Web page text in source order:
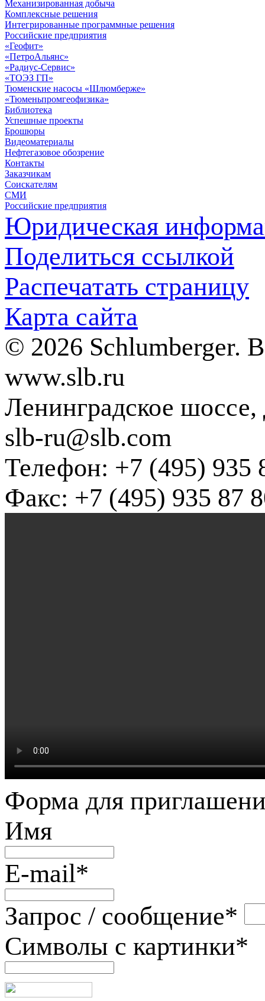
Механизированная добыча
Комплексные решения
Интегрированные программные решения
Российские предприятия
«Геофит»
«ПетроАльянс»
«Радиус-Сервис»
«ТОЭЗ ГП»
Тюменские насосы «Шлюмберже»
«Тюменьпромгеофизика»
Библиотека
Успешные проекты
Брошюры
Видеоматериалы
Нефтегазовое обозрение
Контакты
Заказчикам
Соискателям
СМИ
Российские предприятия
Юридическая
Поделиться ссылкой
Распечатать страницу
Карта сайта
© 2026 Schlumberger.
www.slb.ru
Ленинградское
slb-ru@slb.com
Телефон: +7 (495) 935
Факс: +7 (495) 935 87
Форма для
Имя
E-mail*
Запрос / сообщение*
Символы с картинки*